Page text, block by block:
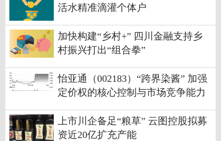
活水精准滴灌个体户
加快构建“乡村+” 四川金融支持乡
村振兴打出“组合拳”
怡亚通（002183）“跨界染酱” 加强
定价权的核心控制与市场竞争能力
上市川企备足“粮草” 云图控股拟募
资近20亿扩充产能